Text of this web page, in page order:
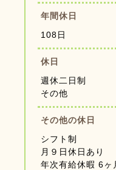
年間休日
108日
休日
週休二日制
その他
その他の休日
シフト制
月９日休日あり
年次有給休暇 6ヶ